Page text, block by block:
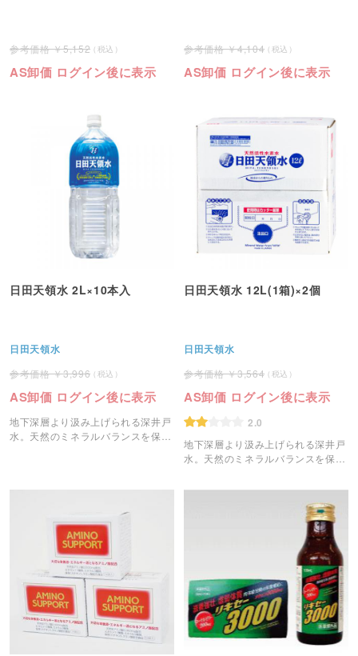
5,152
AS卸価 ログイン後に表示
4,104
AS卸価 ログイン後に表示
日田天領水 2L×10本入
日田天領水
3,996
AS卸価 ログイン後に表示
地下深層より汲み上げられる深井戸
水。天然のミネラルバランスを保っ
日田天領水 12L(1箱)×2個
日田天領水
3,564
AS卸価 ログイン後に表示
2.0
地下深層より汲み上げられる深井戸
水。天然のミネラルバランスを保っ